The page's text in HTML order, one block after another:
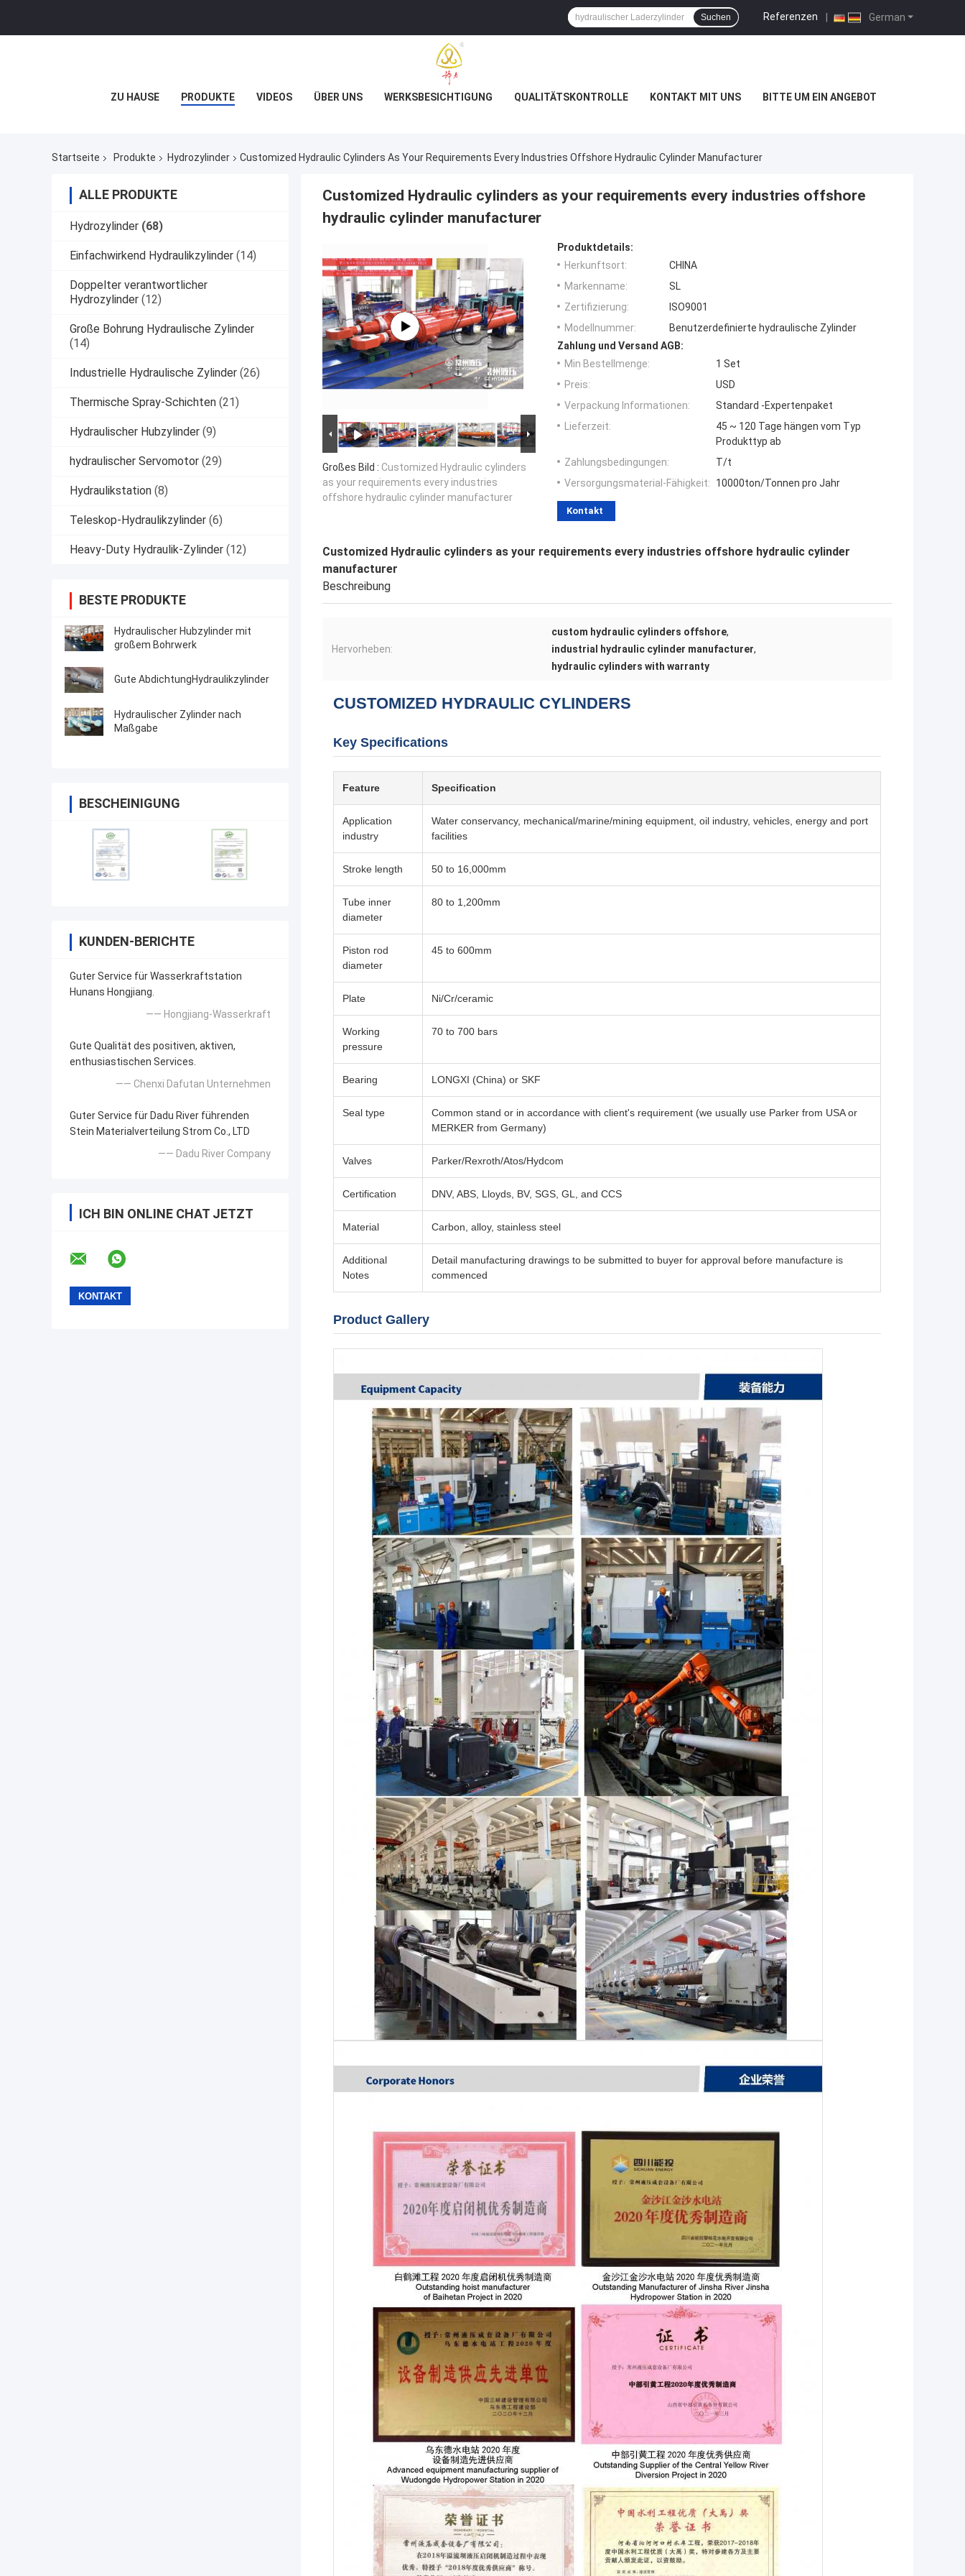
German
Referenzen |
Suchen
ZU HAUSE PRODUKTE VIDEOS ÜBER UNS WERKSBESICHTIGUNG QUALITÄTSKONTROLLE KONTAKT MIT UNS BITTE UM EIN ANGEBOT
Startseite Produkte Hydrozylinder Customized Hydraulic Cylinders As Your Requirements Every Industries Offshore Hydraulic Cylinder Manufacturer
ALLE PRODUKTE
Hydrozylinder (68)
Einfachwirkend Hydraulikzylinder (14)
Doppelter verantwortlicher
Hydrozylinder (12)
Große Bohrung Hydraulische Zylinder
(14)
Industrielle Hydraulische Zylinder (26)
Thermische Spray-Schichten (21)
Hydraulischer Hubzylinder (9)
hydraulischer Servomotor (29)
Hydraulikstation (8)
Teleskop-Hydraulikzylinder (6)
Heavy-Duty Hydraulik-Zylinder (12)
BESTE PRODUKTE
Hydraulischer Hubzylinder mit
großem Bohrwerk
Gute AbdichtungHydraulikzylinder
Hydraulischer Zylinder nach
Maßgabe
BESCHEINIGUNG
KUNDEN-BERICHTE
Guter Service für Wasserkraftstation
Hunans Hongjiang.
—— Hongjiang-Wasserkraft
Gute Qualität des positiven, aktiven,
enthusiastischen Services.
—— Chenxi Dafutan Unternehmen
Guter Service für Dadu River führenden
Stein Materialverteilung Strom Co., LTD
—— Dadu River Company
ICH BIN ONLINE CHAT JETZT
Customized Hydraulic cylinders as your requirements every industries offshore
hydraulic cylinder manufacturer
Großes Bild : Customized Hydraulic cylinders
as your requirements every industries
offshore hydraulic cylinder manufacturer
Produktdetails:
Herkunftsort:
CHINA
Markenname:
SL
Zertifizierung:
ISO9001
Modellnummer:
Benutzerdefinierte hydraulische Zylinder
Zahlung und Versand AGB:
Min Bestellmenge:
1 Set
Preis:
USD
Verpackung Informationen:
Standard -Expertenpaket
Lieferzeit:
45 ~ 120 Tage hängen vom Typ
Produkttyp ab
Zahlungsbedingungen:
T/t
Versorgungsmaterial-Fähigkeit:
10000ton/Tonnen pro Jahr
Kontakt
Customized Hydraulic cylinders as your requirements every industries offshore hydraulic cylinder
manufacturer
Beschreibung
Hervorheben:
custom hydraulic cylinders offshore,
industrial hydraulic cylinder manufacturer,
hydraulic cylinders with warranty
CUSTOMIZED HYDRAULIC CYLINDERS
Key Specifications
Feature Specification
Application
industry
Water conservancy, mechanical/marine/mining equipment, oil industry, vehicles, energy and port
facilities
Stroke length 50 to 16,000mm
Tube inner
diameter
80 to 1,200mm
Piston rod
diameter
45 to 600mm
Plate Ni/Cr/ceramic
Working
pressure
70 to 700 bars
Bearing LONGXI (China) or SKF
Seal type
Common stand or in accordance with client's requirement (we usually use Parker from USA or
MERKER from Germany)
Valves Parker/Rexroth/Atos/Hydcom
Certification DNV, ABS, Lloyds, BV, SGS, GL, and CCS
Material Carbon, alloy, stainless steel
Additional
Notes
Detail manufacturing drawings to be submitted to buyer for approval before manufacture is
commenced
Product Gallery